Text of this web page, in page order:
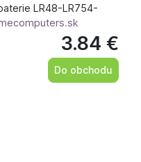
LR48-LR754-
3.84 €
Do obchodu